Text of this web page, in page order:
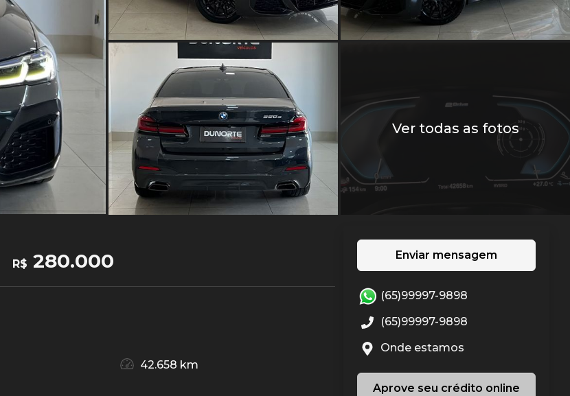
Ver todas as fotos
R$ 280.000
42.658 km
Enviar mensagem
(65)99997-9898
(65)99997-9898
Onde estamos
Aprove seu crédito online